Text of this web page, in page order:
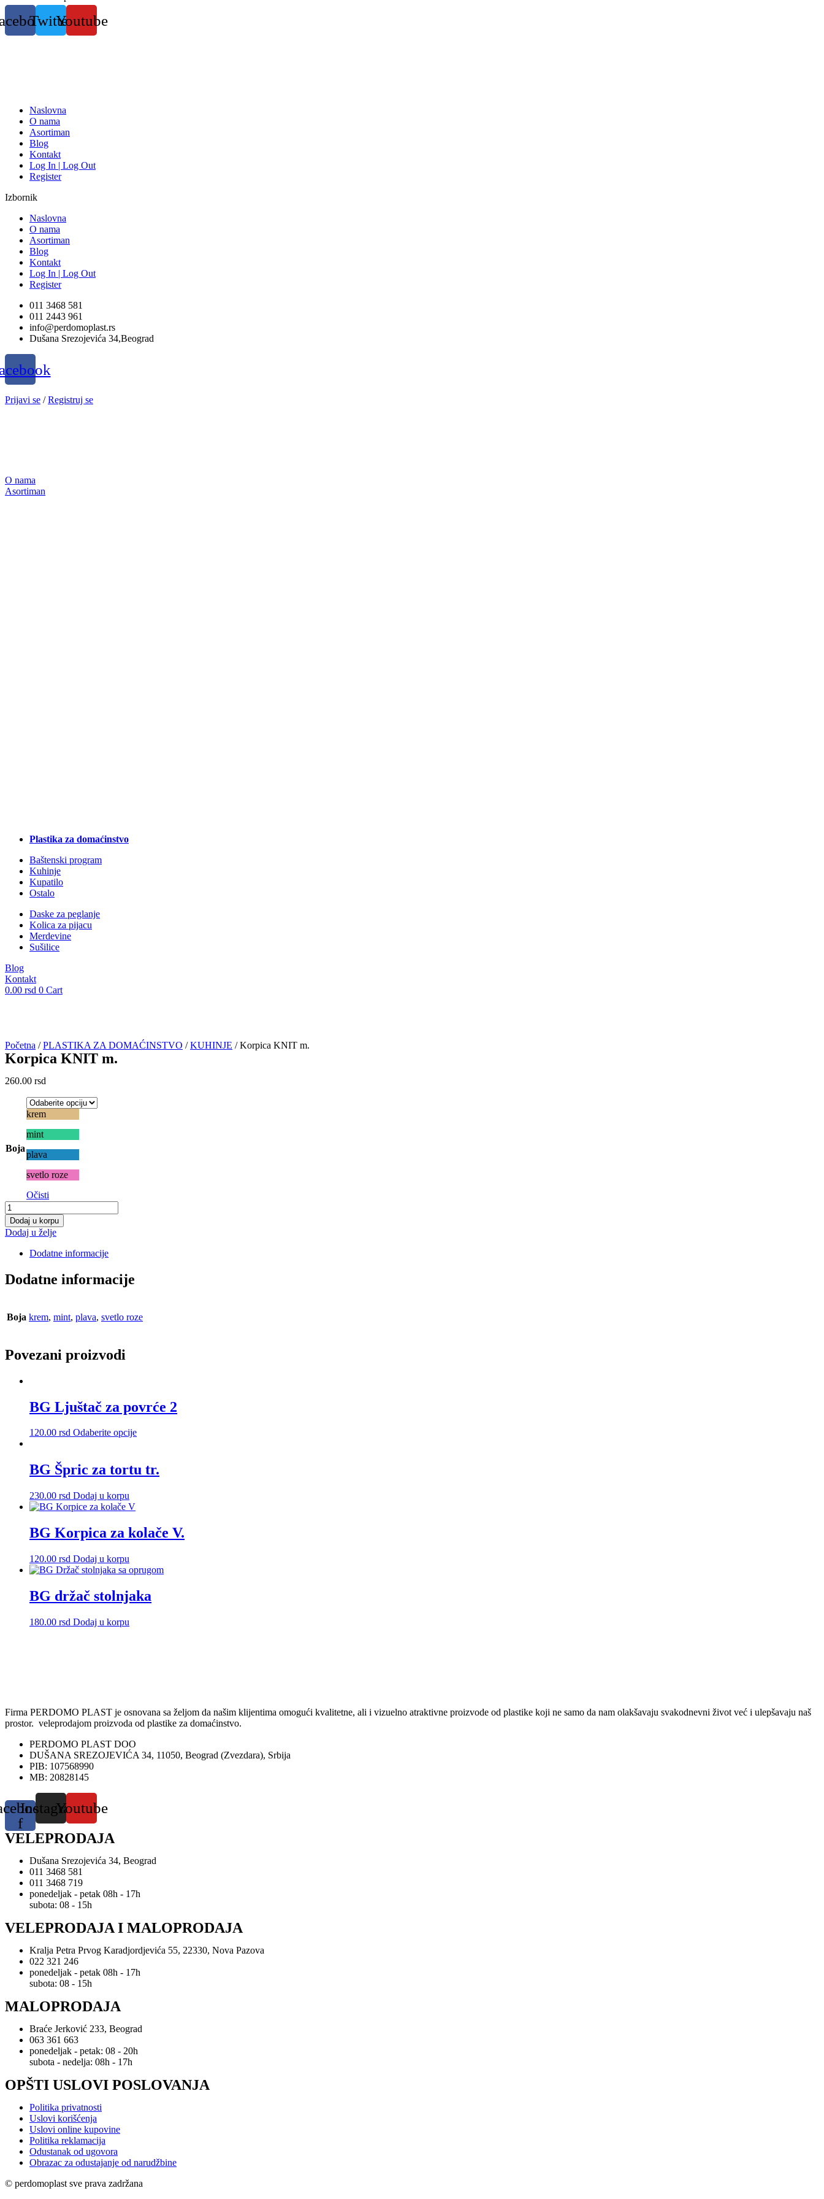
Skočite
na
sadržaj
TwitterYoutube
Naslovna
O nama
Asortiman
Blog
Kontakt
Log In | Log Out
Register
Izbornik
Naslovna
O nama
Asortiman
Blog
Kontakt
Log In | Log Out
Register
011 3468 581
011 2443 961
info@perdomoplast.rs
Dušana Srezojevića 34,Beograd
Prijavi se /Registruj se
O nama
Asortiman
Plastika za domaćinstvo
Baštenski program
Kuhinje
Kupatilo
Ostalo
Daske za peglanje
Kolica za pijacu
Merdevine
Sušilice
Blog
Kontakt
0.00 rsd 0 Cart
Početna /PLASTIKA ZA DOMAĆINSTVO /KUHINJE / Korpica KNIT m.
Korpica KNIT m.
260.00 rsd
Boja
krem
mint
plava
svetlo roze
Očisti
Korpica
KNIT
m.
količina
Dodaj u korpu
Dodaj u želje
Dodatne informacije
Dodatne informacije
Boja krem, mint, plava, svetlo roze
Povezani proizvodi
BG Ljuštač za povrće 2
120.00 rsd Odaberite opcijeOvaj
više
varijanti.
na
stranici
BG Špric za tortu tr.
230.00 rsd Dodaj u korpu
BG Korpica za kolače V.
120.00 rsd Dodaj u korpu
BG držač stolnjaka
180.00 rsd Dodaj u korpu
Firma PERDOMO PLAST je osnovana sa željom da našim klijentima omogući kvalitetne, ali i vizuelno atraktivne proizvode od plastike koji ne samo da nam olakšavaju svakodnevni život već i ulepšavaju naš
prostor. veleprodajom proizvoda od plastike za domaćinstvo.
PERDOMO PLAST DOO
DUŠANA SREZOJEVIĆA 34, 11050, Beograd (Zvezdara), Srbija
PIB: 107568990
MB: 20828145
f
InstagramYoutube
VELEPRODAJA
Dušana Srezojevića 34, Beograd
011 3468 581
011 3468 719
ponedeljak - petak 08h - 17h
subota: 08 - 15h
VELEPRODAJA I MALOPRODAJA
Kralja Petra Prvog Karadjordjevića 55, 22330, Nova Pazova
022 321 246
ponedeljak - petak 08h - 17h
subota: 08 - 15h
MALOPRODAJA
Braće Jerković 233, Beograd
063 361 663
ponedeljak - petak: 08 - 20h
subota - nedelja: 08h - 17h
OPŠTI USLOVI POSLOVANJA
Politika privatnosti
Uslovi korišćenja
Uslovi online kupovine
Politika reklamacija
Odustanak od ugovora
Obrazac za odustajanje od narudžbine
© perdomoplast sve prava zadržana